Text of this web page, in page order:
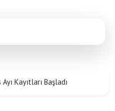
Kayıtları Başladı